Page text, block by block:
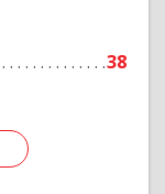
38
Подробнее